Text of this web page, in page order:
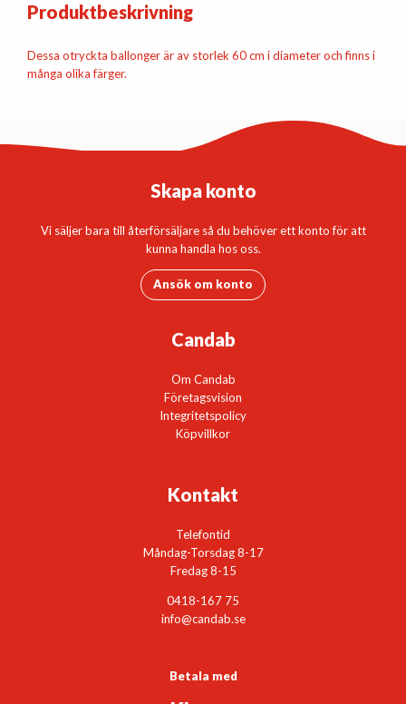
Produktbeskrivning
Dessa otryckta ballonger är av storlek 60 cm i diameter och finns i
många olika färger.
Skapa konto
Vi säljer bara till återförsäljare så du behöver ett konto för att
kunna handla hos oss.
Ansök om konto
Candab
Om Candab
Företagsvision
Integritetspolicy
Köpvillkor
Kontakt
Telefontid
Måndag-Torsdag 8-17
Fredag 8-15
0418-167 75
info@candab.se
Betala med